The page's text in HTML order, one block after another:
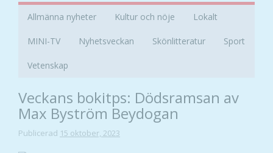
Allmänna nyheter Kultur och nöje Lokalt
MINI-TV Nyhetsveckan Skönlitteratur Sport
Vetenskap
Veckans bokitps: Dödsramsan av
Max Byström Beydogan
Publicerad 15 oktober, 2023